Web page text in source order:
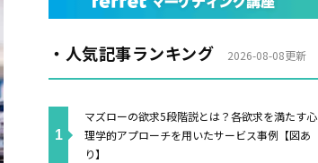
・人気記事ランキング 2026-08-08更新
マズローの欲求5段階説とは？各欲求を満たす心
理学的アプローチを用いたサービス事例【図あ
り】